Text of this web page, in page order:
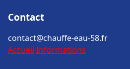
Contact
contact@chauffe-eau-58.fr
Accueil Informations